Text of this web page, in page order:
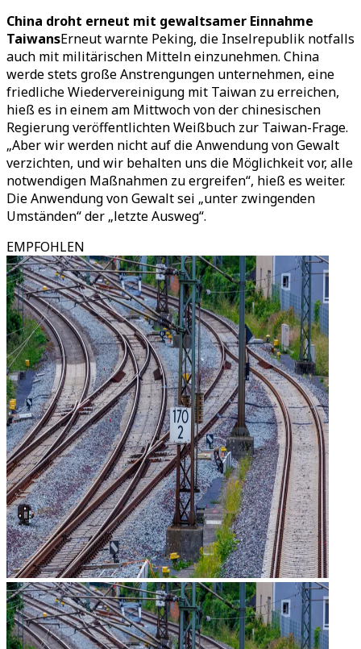
China droht erneut mit gewaltsamer Einnahme
TaiwansErneut warnte Peking, die Inselrepublik notfalls
auch mit militärischen Mitteln einzunehmen. China
werde stets große Anstrengungen unternehmen, eine
friedliche Wiedervereinigung mit Taiwan zu erreichen,
hieß es in einem am Mittwoch von der chinesischen
Regierung veröffentlichten Weißbuch zur Taiwan-Frage.
„Aber wir werden nicht auf die Anwendung von Gewalt
verzichten, und wir behalten uns die Möglichkeit vor, alle
notwendigen Maßnahmen zu ergreifen“, hieß es weiter.
Die Anwendung von Gewalt sei „unter zwingenden
Umständen“ der „letzte Ausweg“.
EMPFOHLEN